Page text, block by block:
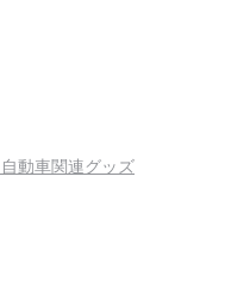
動車関連グッズ